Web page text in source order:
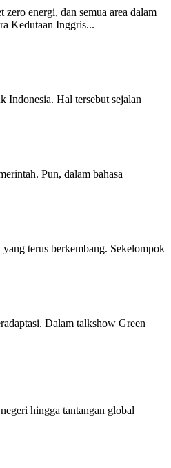
energi, dan semua area dalam
Kedutaan Inggris...
Indonesia. Hal tersebut sejalan
Pun, dalam bahasa
terus berkembang. Sekelompok
Dalam talkshow Green
hingga tantangan global